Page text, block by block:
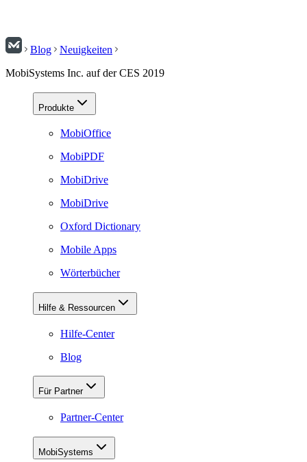
Blog
Neuigkeiten
MobiSystems Inc. auf der CES 2019
Produkte
MobiOffice
MobiPDF
MobiDrive
MobiDrive
Oxford Dictionary
Mobile Apps
Wörterbücher
Hilfe & Ressourcen
Hilfe-Center
Blog
Für Partner
Partner-Center
MobiSystems